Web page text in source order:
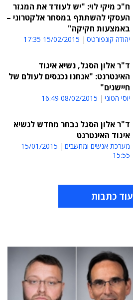
ח"כ מיקי לוי: "יש לעודד את המגזר
העסקי להשתתף במסחר אלקטרוני –
באמצעות חקיקה"
יהודה קונפורטס 15/02/2015 17:35
ד"ר אלון הסגל, נשיא איגוד
האינטרנט: "אנחנו נכנסים לעולם של
חיישנים"
יוסי הטוני 08/02/2015 16:49
ד"ר אלון הסגל נבחר מחדש לנשיא
איגוד האינטרנט
מערכת אנשים ומחשבים
15/01/2015
15:55
עוד כתבות